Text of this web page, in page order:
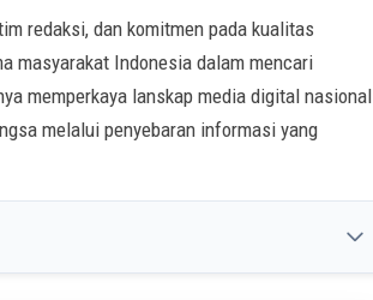
redaksi, dan komitmen pada kualitas
masyarakat Indonesia dalam mencari
memperkaya lanskap media digital nasional
melalui penyebaran informasi yang